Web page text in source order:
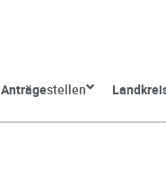
Anträgestellen